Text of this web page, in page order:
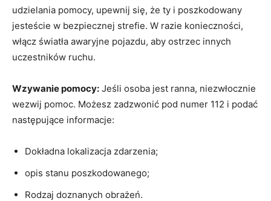
udzielania pomocy, upewnij się, że ty i poszkodowany
jesteście w bezpiecznej strefie. W razie konieczności,
włącz światła awaryjne pojazdu, aby ostrzec innych
uczestników ruchu.
Wzywanie pomocy: Jeśli osoba jest ranna, niezwłocznie
wezwij pomoc. Możesz zadzwonić pod numer 112 i podać
następujące informacje:
Dokładna lokalizacja zdarzenia;
opis stanu poszkodowanego;
Rodzaj doznanych obrażeń.